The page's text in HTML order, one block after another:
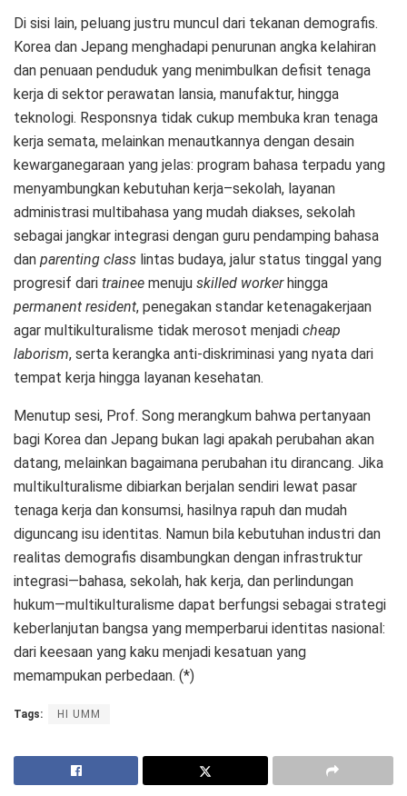
Di sisi lain, peluang justru muncul dari tekanan demografis.
Korea dan Jepang menghadapi penurunan angka kelahiran
dan penuaan penduduk yang menimbulkan defisit tenaga
kerja di sektor perawatan lansia, manufaktur, hingga
teknologi. Responsnya tidak cukup membuka kran tenaga
kerja semata, melainkan menautkannya dengan desain
kewarganegaraan yang jelas: program bahasa terpadu yang
menyambungkan kebutuhan kerja–sekolah, layanan
administrasi multibahasa yang mudah diakses, sekolah
sebagai jangkar integrasi dengan guru pendamping bahasa
dan parenting class lintas budaya, jalur status tinggal yang
progresif dari trainee menuju skilled workerhingga
permanent resident, penegakan standar ketenagakerjaan
agar multikulturalisme tidak merosot menjadi cheap
laborism, serta kerangka anti-diskriminasi yang nyata dari
tempat kerja hingga layanan kesehatan.
Menutup sesi, Prof. Song merangkum bahwa pertanyaan
bagi Korea dan Jepang bukan lagi apakah perubahan akan
datang, melainkan bagaimana perubahan itu dirancang. Jika
multikulturalisme dibiarkan berjalan sendiri lewat pasar
tenaga kerja dan konsumsi, hasilnya rapuh dan mudah
diguncang isu identitas. Namun bila kebutuhan industri dan
realitas demografis disambungkan dengan infrastruktur
integrasi—bahasa, sekolah, hak kerja, dan perlindungan
hukum—multikulturalisme dapat berfungsi sebagai strategi
keberlanjutan bangsa yang memperbarui identitas nasional:
dari keesaan yang kaku menjadi kesatuan yang
memampukan perbedaan. (*)
Tags: HI UMM